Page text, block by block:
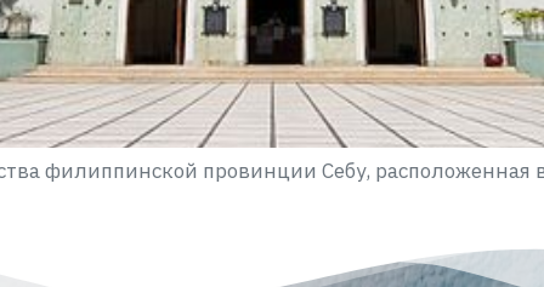
филиппинской провинции Себу, расположенная